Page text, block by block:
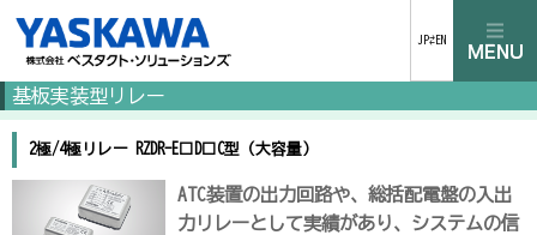
JP⇄EN
基板実装型リレー
2極/4極リレー RZDR-E□D□C型（大容量）
ATC装置の出力回路や、総括配電盤の入出
力リレーとして実績があり、システムの信